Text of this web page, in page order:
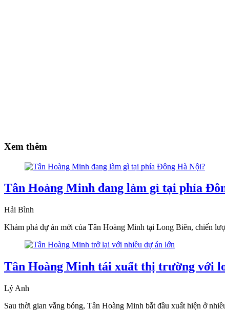
Xem thêm
Tân Hoàng Minh đang làm gì tại phía
Hải Bình
Khám phá dự án mới của Tân Hoàng Minh tại Long Biên, chiến
Tân Hoàng Minh tái xuất thị trường với
Lý Anh
Sau thời gian vắng bóng, Tân Hoàng Minh bắt đầu xuất hiện ở